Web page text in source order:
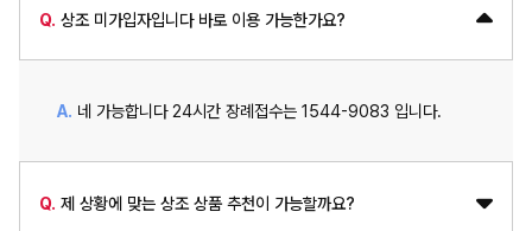
Q. 상조 미가입자입니다 바로 이용 가능한가요?
A. 네 가능합니다 24시간 장례접수는 1544-9083 입니다.
Q. 제 상황에 맞는 상조 상품 추천이 가능할까요?